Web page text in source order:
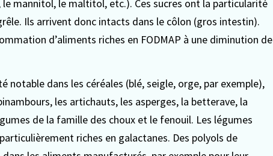
mannitol, le maltitol, etc.). Ces sucres ont la particularité
Ils arrivent donc intacts dans le côlon (gros intestin).
d’aliments riches en FODMAP à une diminution de
notable dans les céréales (blé, seigle, orge, par exemple),
les artichauts, les asperges, la betterave, la
de la famille des choux et le fenouil. Les légumes
riches en galactanes. Des polyols de